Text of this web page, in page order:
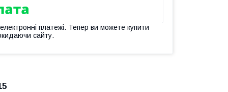
платежі. Тепер ви можете купити
сайту.